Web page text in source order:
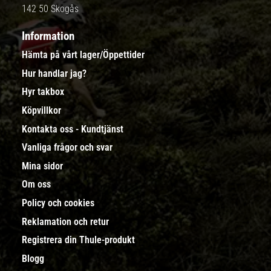
142 50 Skogås
Information
Hämta på vårt lager/Öppettider
Hur handlar jag?
Hyr takbox
Köpvillkor
Kontakta oss - Kundtjänst
Vanliga frågor och svar
Mina sidor
Om oss
Policy och cookies
Reklamation och retur
Registrera din Thule-produkt
Blogg